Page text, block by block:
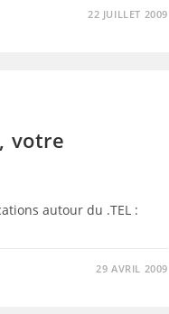
22 JUILLET 2009
votre
autour du .TEL :
29 AVRIL 2009